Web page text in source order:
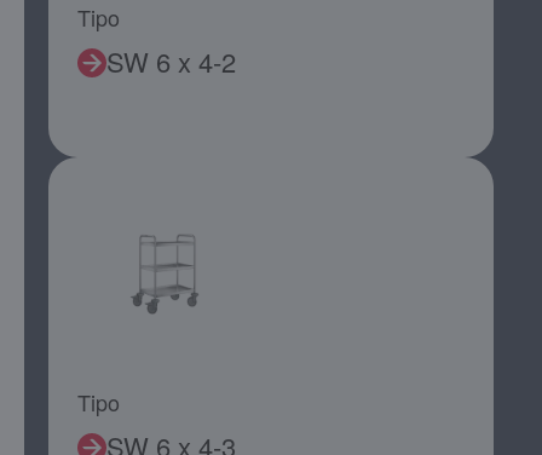
Tipo
SW 6 x 4-2
Tipo
SW 6 x 4-3